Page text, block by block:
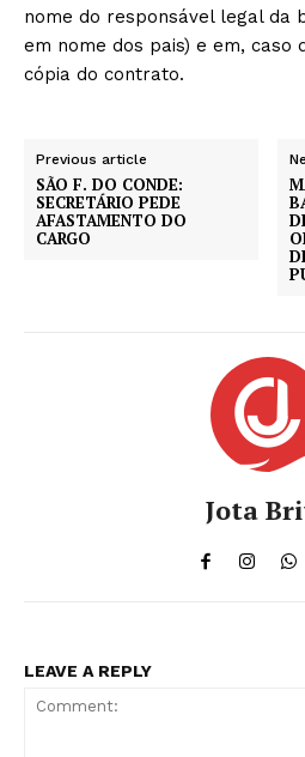
nome do responsável legal da
em nome dos pais) e em, caso
cópia do contrato.
Previous article
SÃO F. DO CONDE:
SECRETÁRIO PEDE
AFASTAMENTO DO
CARGO
Jota
LEAVE A REPLY